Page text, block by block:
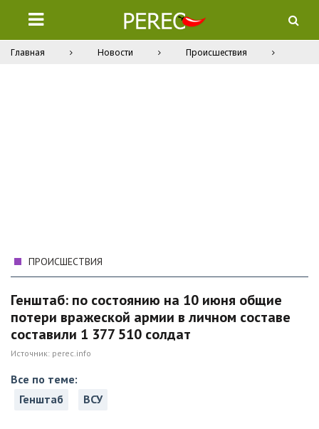
Главная Новости Происшествия
ПРОИСШЕСТВИЯ
Генштаб: по состоянию на 10 июня общие
потери вражеской армии в личном составе
составили 1 377 510 солдат
Источник: perec.info
Все по теме:
Генштаб
ВСУ